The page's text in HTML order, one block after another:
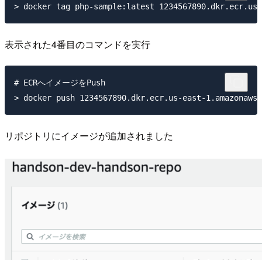
表示された4番目のコマンドを実行
# ECRへイメージをPush
リポジトリにイメージが追加されました